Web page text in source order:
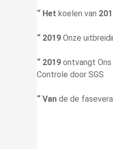
“ Het koelen van
“ 2019 Onze
“ 2019 ontvangt
Controle door SGS
“ Van de de